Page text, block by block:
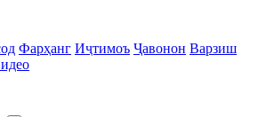
Фарҳанг Иҷтимоъ Ҷавонон Варзиш